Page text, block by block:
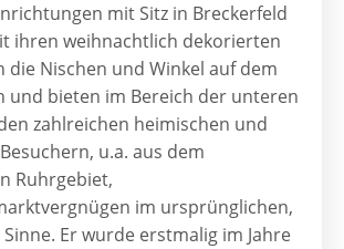
mit Sitz in Breckerfeld
ihren weihnachtlich dekorierten
die Nischen und Winkel auf dem
und bieten im Bereich der unteren
zahlreichen heimischen und
u.a. aus dem
Ruhrgebiet,
im ursprünglichen,
Er wurde erstmalig im Jahre